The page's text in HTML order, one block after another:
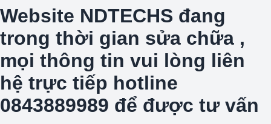
Website NDTECHS đang
trong thời gian sửa chữa ,
mọi thông tin vui lòng liên
hệ trực tiếp hotline
0843889989 để được tư vấn